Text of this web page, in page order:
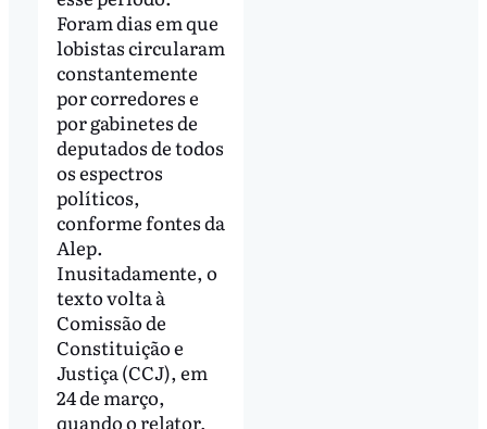
Foram dias em que
lobistas circularam
constantemente
por corredores e
por gabinetes de
deputados de todos
os espectros
políticos,
conforme fontes da
Alep.
Inusitadamente, o
texto volta à
Comissão de
Constituição e
Justiça (CCJ), em
24 de março,
quando o relator,